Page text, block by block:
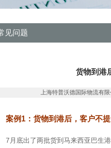
见问题
货物到港
上海特普沃德国际物流有
案例1：货物到港后，客户不
7月底出了两批货到马来西亚巴生